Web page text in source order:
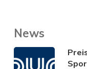
News